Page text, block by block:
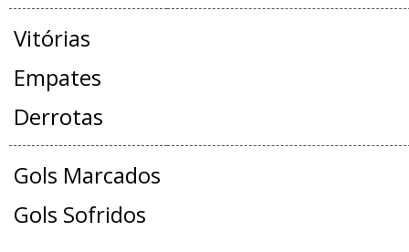
Vitórias
Empates
Derrotas
Gols Marcados
Gols Sofridos